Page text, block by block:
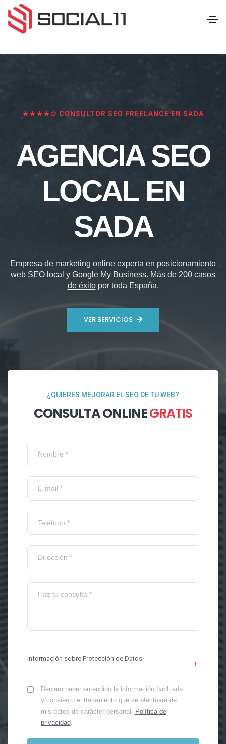
★★★★✩ CONSULTOR SEO FREELANCE EN SADA
AGENCIA SEO
LOCAL EN
SADA
Empresa de marketing online experta en posicionamiento
web SEO local y Google My Business. Más de 200 casos
de éxitopor toda España.
VER SERVICIOS
¿QUIERES MEJORAR EL SEO DE TU WEB?
CONSULTA ONLINEGRATIS
Información sobre Protección de Datos
Declaro haber entendido la información facilitada
y consiento el tratamiento que se efectuará de
mis datos de carácter personal. Política de
privacidad.